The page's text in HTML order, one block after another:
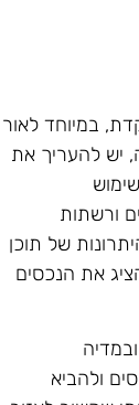
במיוחד לאור
יש להעריך את
ורשתות
של תוכן
את הנכסים
ולהביא